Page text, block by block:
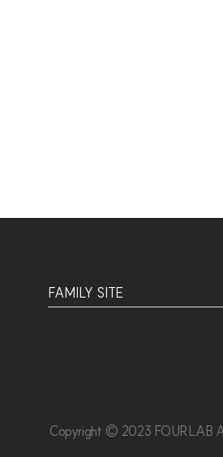
FAMILY SITE
Copyright © 2023 FOURLAB